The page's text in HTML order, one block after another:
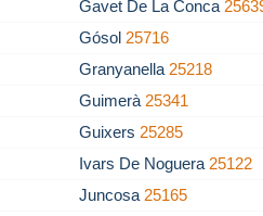
Gavet De La Conca
Gósol 25716
Granyanella 25218
Guimerà 25341
Guixers 25285
Ivars De Noguera 25122
Juncosa 25165